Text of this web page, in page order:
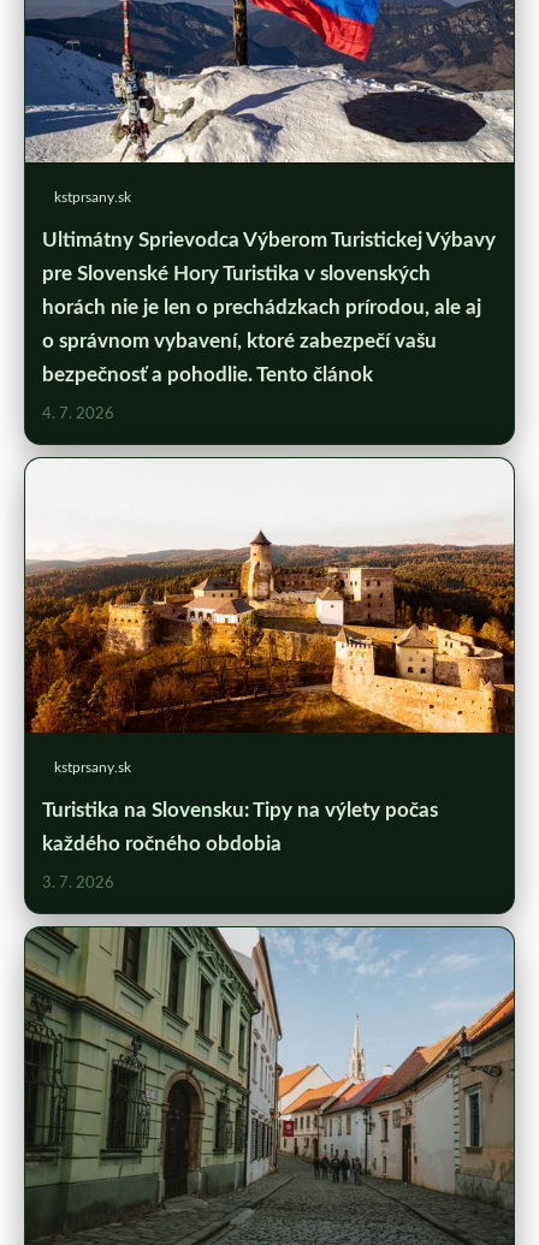
kstprsany.sk
Ultimátny Sprievodca Výberom Turistickej Výbavy
pre Slovenské Hory Turistika v slovenských
horách nie je len o prechádzkach prírodou, ale aj
o správnom vybavení, ktoré zabezpečí vašu
bezpečnosť a pohodlie. Tento článok
4. 7. 2026
kstprsany.sk
Turistika na Slovensku: Tipy na výlety počas
každého ročného obdobia
3. 7. 2026